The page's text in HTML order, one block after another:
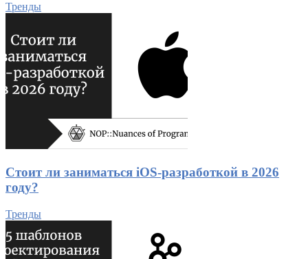
Тренды
Стоит ли заниматься iOS-разработкой в 2026
году?
Тренды